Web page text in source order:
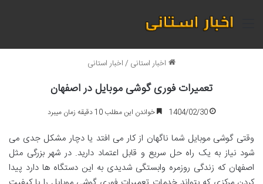
منو
اخبار استانی /اخبار استانی
تعمیرات فوری گوشی موبایل در اصفهان
1404/02/30 خواندن این مطلب 10 دقیقه زمان میبرد
وقتی گوشی موبایل شما ناگهان از کار می افتد یا دچار مشکل جدی می
شود نیاز به یک راه حل سریع و قابل اعتماد دارید. در شهر بزرگی مثل
اصفهان که زندگی روزمره وابستگی شدیدی به این دستگاه ها دارد پیدا